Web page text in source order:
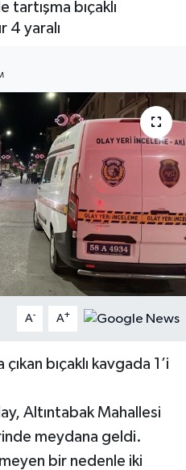
bıçaklı
4 yaralı
A- A+
bıçaklı kavgada 1’i
Altıntabak Mahallesi
meydana geldi.
bir nedenle iki